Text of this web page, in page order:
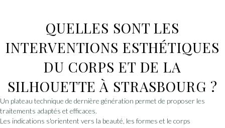
QUELLES SONT LES
INTERVENTIONS ESTHÉTIQUES
DU CORPS ET DE LA
SILHOUETTE À STRASBOURG ?
Un plateau technique de dernière génération permet de proposer les
traitements adaptés et efficaces.
Les indications s'orientent vers la beauté, les formes et le corps